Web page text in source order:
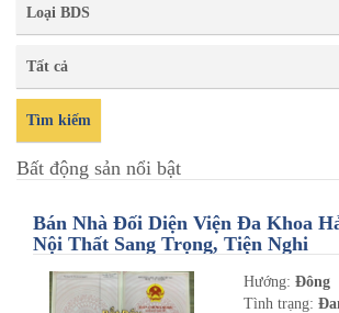
Loại BDS
Tất cả
Tìm kiếm
Bất động sản nổi bật
Bán Nhà Đối Diện Viện Đa Khoa
Nội Thất Sang Trọng, Tiện Nghi
Hướng: Đông
Tình trạng: